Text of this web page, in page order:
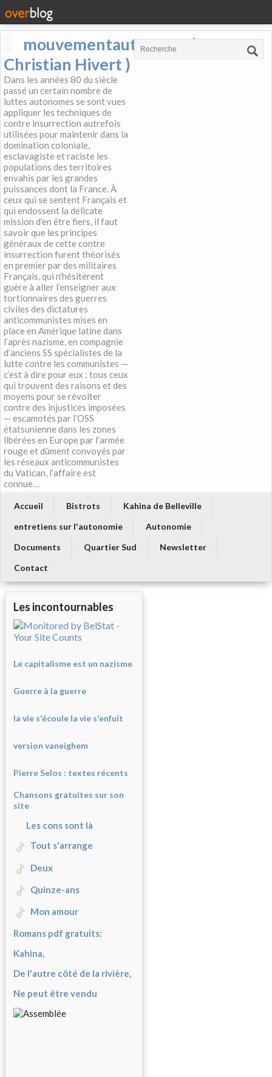
mouvementautonome (
Christian Hivert )
Dans les années 80 du siècle
passé un certain nombre de
luttes autonomes se sont vues
appliquer les techniques de
contre insurrection autrefois
utilisées pour maintenir dans la
domination coloniale,
esclavagiste et raciste les
populations des territoires
envahis par les grandes
puissances dont la France. À
ceux qui se sentent Français et
qui endossent la délicate
mission d’en être fiers, il faut
savoir que les principes
généraux de cette contre
insurrection furent théorisés
en premier par des militaires
Français, qui n’hésitèrent
guère à aller l’enseigner aux
tortionnaires des guerres
civiles des dictatures
anticommunistes mises en
place en Amérique latine dans
l’après nazisme, en compagnie
d’anciens SS spécialistes de la
lutte contre les communistes —
c’est à dire pour eux : tous ceux
qui trouvent des raisons et des
moyens pour se révolter
contre des injustices imposées
— escamotés par l’OSS
étatsunienne dans les zones
libérées en Europe par l’armée
rouge et dûment convoyés par
les réseaux anticommunistes
du Vatican, l’affaire est
connue…
Accueil Bistrots
Kahina de Belleville
entretiens sur l'autonomie
Autonomie
Documents
Quartier Sud
Newsletter
Contact
Les incontournables
Le capitalisme est un nazisme
Guerre à la guerre
la vie s'écoule la vie s'enfuit
version vaneighem
Pierre Selos : textes récents
Chansons gratuites sur son
site
Les cons sont là
Tout s'arrange
Deux
Quinze-ans
Mon amour
Romans pdf gratuits:
Kahina,
De l'autre côté de la rivière,
Ne peut être vendu